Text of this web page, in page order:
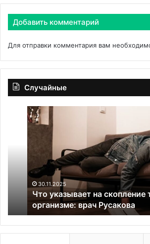
Добавить комментарий
Для отправки комментария вам
Случайные
указывает
токсинов
организме:
Русакова
30.11.2025
Что указывает на скопление
организме: врач Русакова